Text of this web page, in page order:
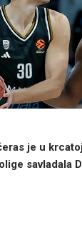
je u
savladala